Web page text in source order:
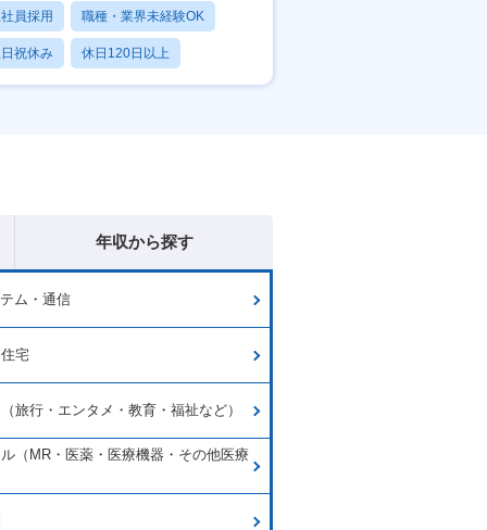
員採用 職種・業界未経験OK
祝休み 休日120日以上
・育休あり
年収から探す
ム・通信
宅
旅行・エンタメ・教育・福祉など）
（MR・医薬・医療機器・その他医療